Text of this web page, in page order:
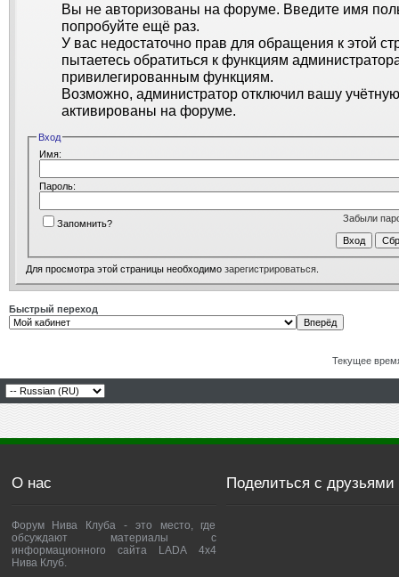
Вы не авторизованы на форуме. Введите имя
попробуйте ещё раз.
У вас недостаточно прав для обращения к этой
пытаетесь обратиться к функциям
привилегированным функциям.
Возможно, администратор отключил вашу
активированы на форуме.
Вход
Имя:
Пароль:
Забыли
Запомнить?
Для просмотра этой страницы необходимо зарегистрироваться
Быстрый переход
Текущее
О нас
Форум Нива Клуба - это место, где
обсуждают материалы с
информационного сайта LADA 4x4
Нива Клуб.
Поделиться с друзьями